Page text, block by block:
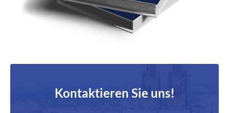
Kontaktieren Sie uns!